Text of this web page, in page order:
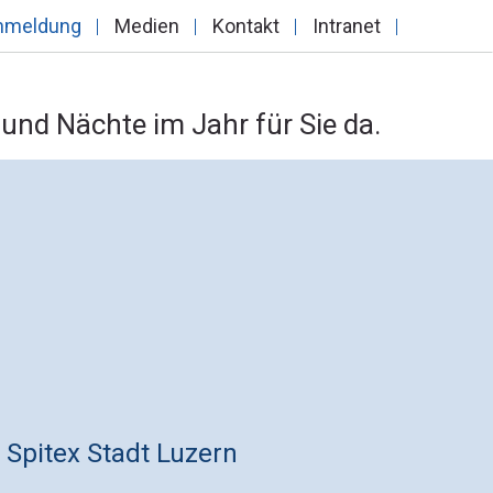
Medien Kontakt Intranet
Nächte im Jahr für Sie da.
Stadt Luzern